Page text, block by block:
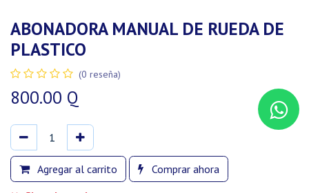
ABONADORA MANUAL DE RUEDA DE
PLASTICO
(0 reseña)
800.00 Q
Agregar al carrito
Comprar ahora